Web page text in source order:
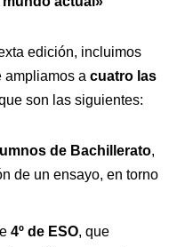
edición, incluimos
ampliamos a cuatro las
son las siguientes:
de Bachillerato,
de un ensayo, en torno
4º de ESO, que